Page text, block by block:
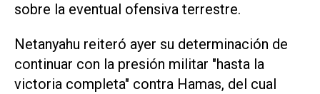
sobre la eventual ofensiva terrestre.
Netanyahu reiteró ayer su determinación de
continuar con la presión militar "hasta la
victoria completa" contra Hamas, del cual